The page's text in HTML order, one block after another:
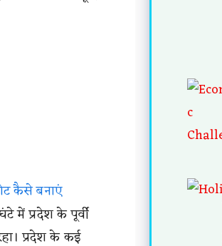
कैसे बनाएं
में प्रदेश के पूर्वी
प्रदेश के कई